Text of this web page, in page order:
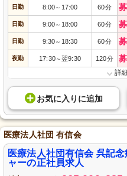
日勤 8:00～ 17:00 60分
日勤 9:00～ 18:00 60分
日勤 9:30～ 18:30 60分
夜勤 17:30～翌9:30 120分
詳
お気に入り に追加
医療法人社団 有信会
医療法人社団有信会 呉記
ャーの正社員求人